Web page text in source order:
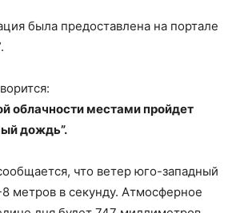
была предоставлена на портале
облачности местами пройдет
дождь”.
что ветер юго-западный
метров в секунду. Атмосферное